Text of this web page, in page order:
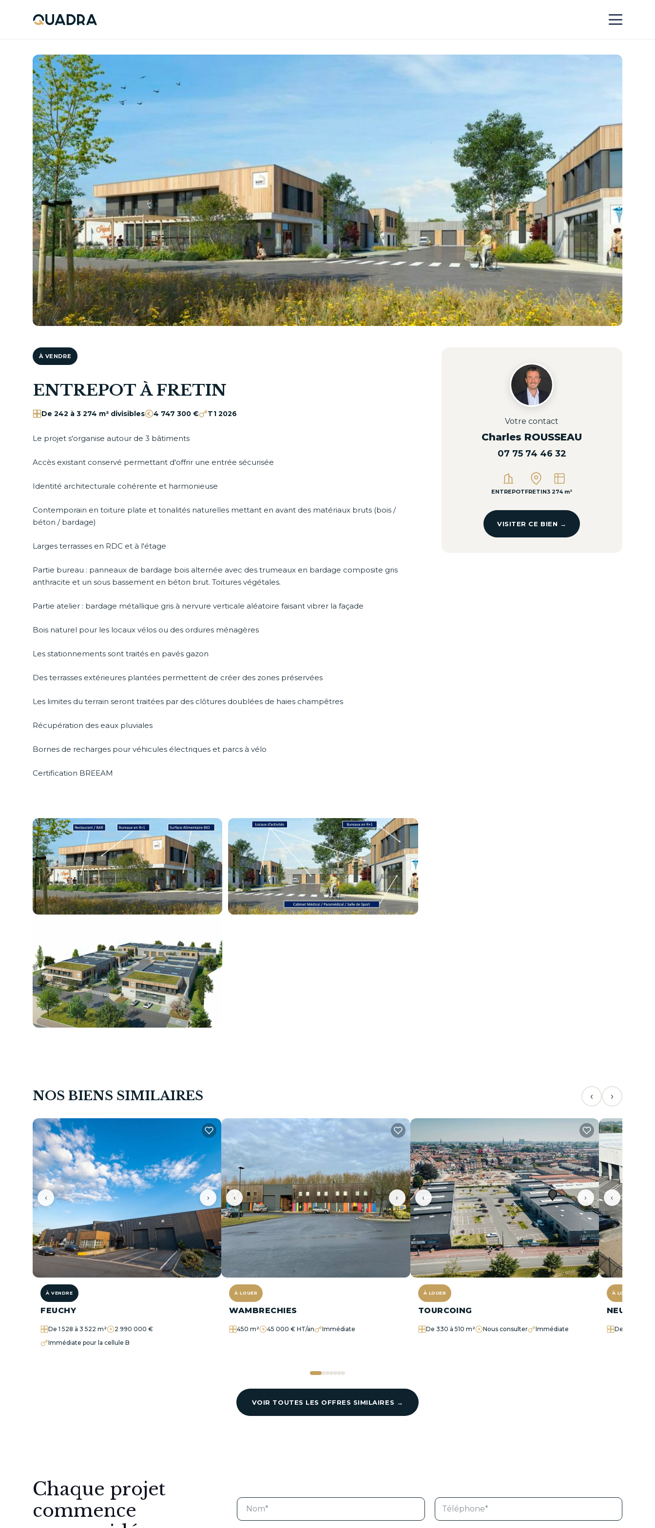
À VENDRE
ENTREPOT À FRETIN
De 242 à 3 274 m² divisibles 4 747 300 € T1 2026
Le projet s'organise autour de 3 bâtiments
Accès existant conservé permettant d'offrir une entrée sécurisée
Identité architecturale cohérente et harmonieuse
Contemporain en toiture plate et tonalités naturelles mettant en avant des matériaux bruts (bois /
béton / bardage)
Larges terrasses en RDC et à l'étage
Partie bureau : panneaux de bardage bois alternée avec des trumeaux en bardage composite gris
anthracite et un sous bassement en béton brut. Toitures végétales.
Partie atelier : bardage métallique gris à nervure verticale aléatoire faisant vibrer la façade
Bois naturel pour les locaux vélos ou des ordures ménagères
Les stationnements sont traités en pavés gazon
Des terrasses extérieures plantées permettent de créer des zones préservées
Les limites du terrain seront traitées par des clôtures doublées de haies champêtres
Récupération des eaux pluviales
Bornes de recharges pour véhicules électriques et parcs à vélo
Certification BREEAM
Votre contact
Charles ROUSSEAU
07 75 74 46 32
ENTREPOTFRETIN3 274 m²
VISITER CE BIEN →
NOS BIENS SIMILAIRES ‹ ›
‹ ›
À VENDRE
FEUCHY
De 1 528 à 3 522 m²
2 990 000 €
Immédiate pour la cellule B
‹ ›
À LOUER
WAMBRECHIES
450 m² 45 000 € HT/an Immédiate
‹ ›
À LOUER
TOURCOING
De 330 à 510 m² Nous consulter Immédiate
‹
À LOUER
De 420 à
VOIR TOUTES LES OFFRES SIMILAIRES →
Chaque projet
commence
N
m
T
l